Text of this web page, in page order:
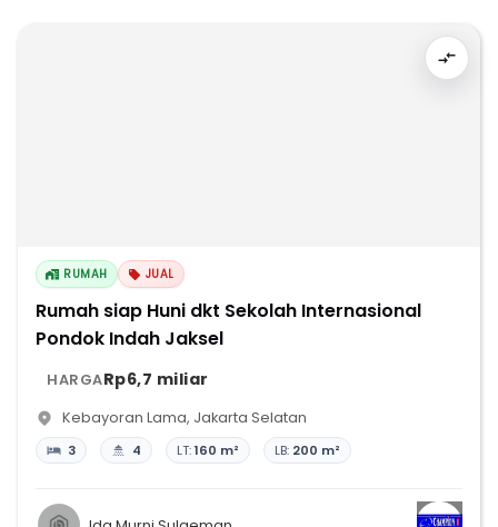
RUMAH JUAL
Rumah siap Huni dkt Sekolah Internasional
Pondok Indah Jaksel
HARGARp6,7 miliar
Kebayoran Lama, Jakarta Selatan
3 4 LT:160 m² LB: 200 m²